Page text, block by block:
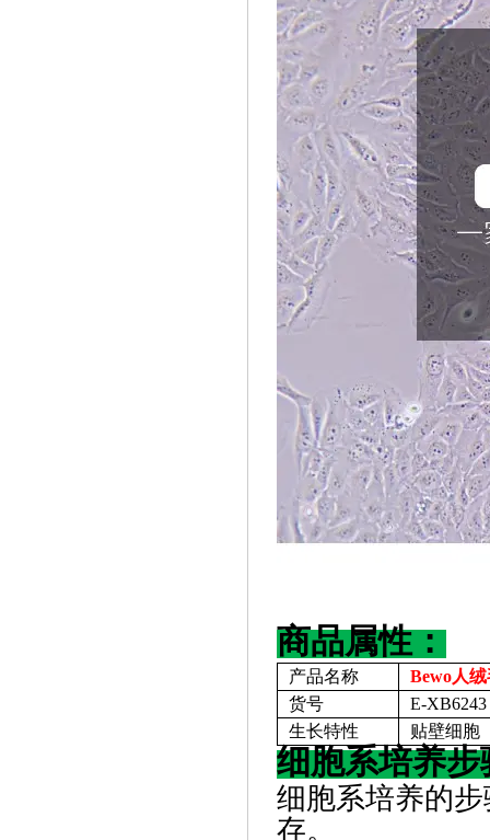
商品属性：
产品名称
Bewo人
货号
E-XB6243
生长特性
贴壁细胞
细胞系培养步
细胞系培养的
存。